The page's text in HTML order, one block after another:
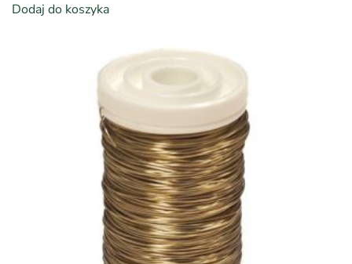
Dodaj do koszyka